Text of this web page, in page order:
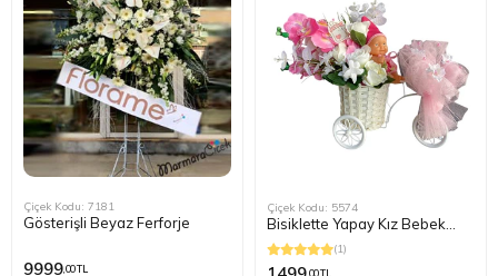
Çiçek Kodu: 7181
Gösterişli Beyaz Ferforje
9999,00 TL
Çiçek Kodu: 5574
Bisiklette Yapay Kız Bebek
Çiçeği
(1)